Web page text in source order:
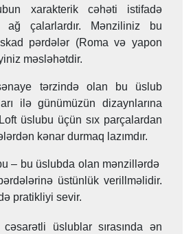
xarakterik cəhəti istifadə
çalarlardır. Mənziliniz bu
pərdələr (Roma və yapon
məsləhətdir.
tərzində olan bu üslub
ilə günümüzün dizaynlarına
üslubu üçün sıx parçalardan
kənar durmaq lazımdır.
– bu üslubda olan mənzillərdə
üstünlük verillməlidir.
pratikliyi sevir.
üslublar sırasında ən